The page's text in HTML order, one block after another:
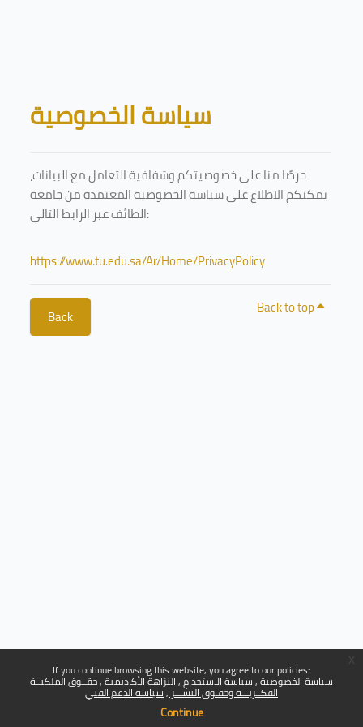
If you continue browsing this website, you agree to our policies:
سياسة الخصوصية سياسة الاستخدام النزاهة الأكاديمية حقــوق الملكيــة
الفكــريـــة وحقـوق النشـــر سياسة الدعم الفني
Continue
Blocks
سياسة الخصوصية
حرصًا منا على خصوصيتكم وشفافية التعامل مع البيانات،
يمكنكم الاطلاع على سياسة الخصوصية المعتمدة من جامعة
الطائف عبر الرابط التالي:
https://www.tu.edu.sa/Ar/Home/PrivacyPolicy
Back Back to top